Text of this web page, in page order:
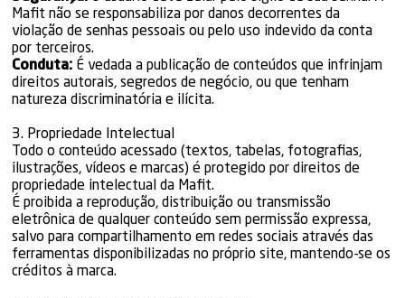
Mafit não se responsabiliza por danos decorrentes da
violação de senhas pessoais ou pelo uso indevido da conta
por terceiros.
Conduta: É vedada a publicação de conteúdos que infrinjam
direitos autorais, segredos de negócio, ou que tenham
natureza discriminatória e ilícita.
3. Propriedade Intelectual
Todo o conteúdo acessado (textos, tabelas, fotografias,
ilustrações, vídeos e marcas) é protegido por direitos de
propriedade intelectual da Mafit.
É proibida a reprodução, distribuição ou transmissão
eletrônica de qualquer conteúdo sem permissão expressa,
salvo para compartilhamento em redes sociais através das
ferramentas disponibilizadas no próprio site, mantendo-se os
créditos à marca.